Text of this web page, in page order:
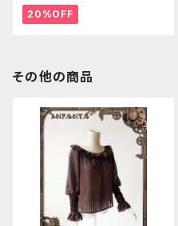
20%OFF
その他の商品